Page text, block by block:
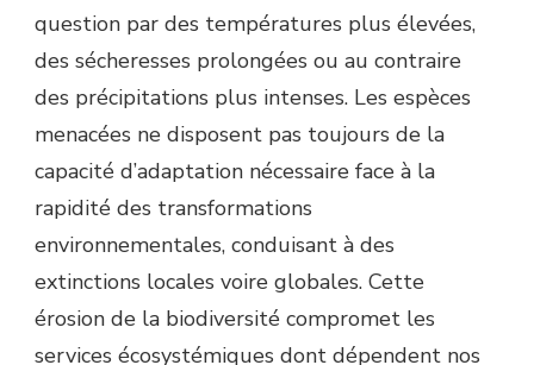
question par des températures plus élevées,
des sécheresses prolongées ou au contraire
des précipitations plus intenses. Les espèces
menacées ne disposent pas toujours de la
capacité d’adaptation nécessaire face à la
rapidité des transformations
environnementales, conduisant à des
extinctions locales voire globales. Cette
érosion de la biodiversité compromet les
services écosystémiques dont dépendent nos